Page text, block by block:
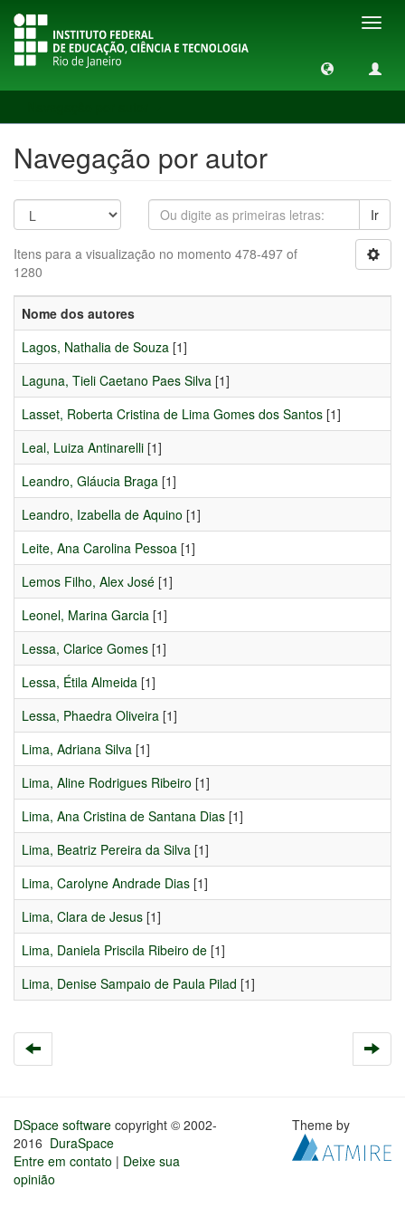
Navegação por autor
Ir
Itens para a visualização no momento 478-497 of
1280
Nome dos autores
Lagos, Nathalia de Souza [1]
Laguna, Tieli Caetano Paes Silva [1]
Lasset, Roberta Cristina de Lima Gomes dos Santos [1]
Leal, Luiza Antinarelli [1]
Leandro, Gláucia Braga [1]
Leandro, Izabella de Aquino [1]
Leite, Ana Carolina Pessoa [1]
Lemos Filho, Alex José [1]
Leonel, Marina Garcia [1]
Lessa, Clarice Gomes [1]
Lessa, Étila Almeida [1]
Lessa, Phaedra Oliveira [1]
Lima, Adriana Silva [1]
Lima, Aline Rodrigues Ribeiro [1]
Lima, Ana Cristina de Santana Dias [1]
Lima, Beatriz Pereira da Silva [1]
Lima, Carolyne Andrade Dias [1]
Lima, Clara de Jesus [1]
Lima, Daniela Priscila Ribeiro de [1]
Lima, Denise Sampaio de Paula Pilad [1]
DSpace software copyright © 2002-
2016 DuraSpace
Entre em contato | Deixe sua
opinião
Theme by